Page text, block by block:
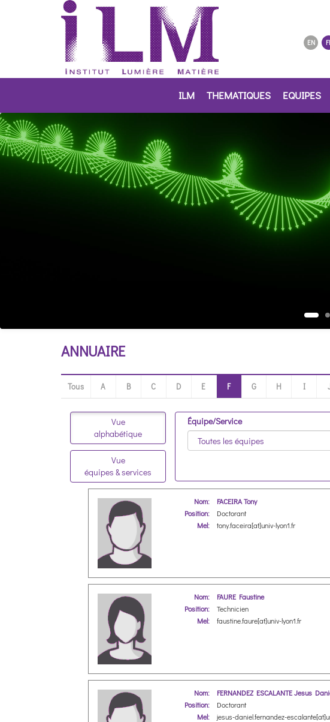
EN
ILM THEMATIQUES EQUIPES
ANNUAIRE
Tous A B C D E F G H I
Vue
alphabétique
Vue
équipes & services
Équipe/Service
Nom:
FACEIRA Tony
Position:
Doctorant
Mel:
tony.faceira[at]univ-lyon1.fr
Nom:
FAURE Faustine
Position:
Technicien
Mel:
faustine.faure[at]univ-lyon1.fr
Nom:
FERNANDEZ ESCALANTE Jesus
Position:
Doctorant
Mel:
jesus-daniel.fernandez-